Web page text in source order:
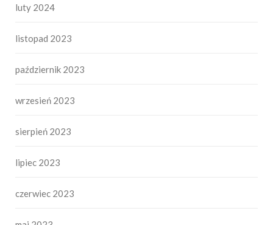
luty 2024
listopad 2023
październik 2023
wrzesień 2023
sierpień 2023
lipiec 2023
czerwiec 2023